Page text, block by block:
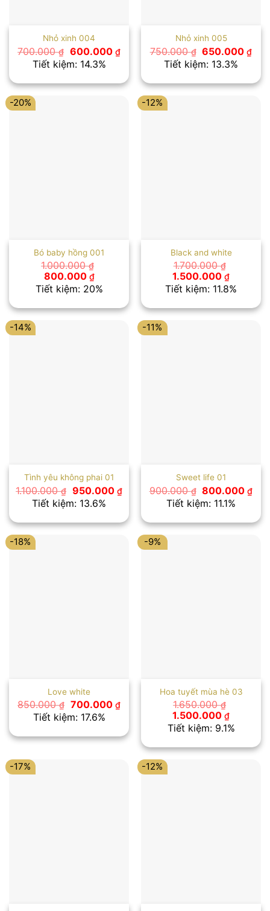
Nhỏ xinh 004
700.000₫ Giá
gốc
là:
600.000 ₫Giá
hiện
là:
600.000 ₫.
Tiết kiệm: 14.3%
Nhỏ xinh 005
750.000₫ Giá
gốc
là:
650.000₫Giá
là:
Tiết kiệm: 13.3%
-20%
Bó baby hồng 001
1.000.000₫
Giá
gốc
là:
800.000 ₫Giá
hiện
tại
800.000 ₫.
Tiết kiệm: 20%
-12%
Black and white
1.700.000₫
Giá
gốc
là:
1.500.000 ₫Giá
hiện
tại
Tiết kiệm: 11.8%
-14%
Tình yêu không phai 01
1.100.000₫ Giá
gốc
là:
1.100.000 ₫.
950.000 ₫Giá
hiện
là:
950.000 ₫.
Tiết kiệm: 13.6%
-11%
Sweet life 01
900.000₫ Giá
gốc
là:
800.000₫Giá
là:
Tiết kiệm: 11.1%
-18%
Love white
850.000₫ Giá
gốc
là:
700.000 ₫Giá
hiện
là:
700.000 ₫.
Tiết kiệm: 17.6%
-9%
Hoa tuyết mùa hè 03
1.650.000₫
Giá
gốc
là:
1.500.000 ₫Giá
hiện
tại
Tiết kiệm: 9.1%
-17% -12%